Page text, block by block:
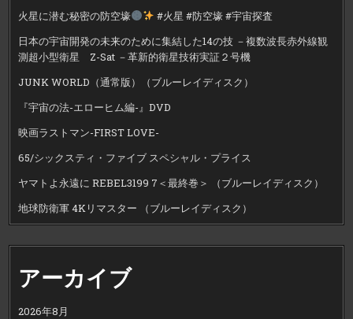
火星に潜む秘密の防空壕
#火星 #防空壕 #宇宙探査
日本の宇宙開発の未来のために集結した14の技 －複数波長赤外線観
測超小型衛星 Z-Sat －革新的衛星技術実証２号機
JUNK WORLD（通常版）（ブルーレイディスク）
『宇宙の法-エローヒム編-』DVD
映画ラストマン-FIRST LOVE-
65/シックスティ・ファイブ スペシャル・プライス
ヤマトよ永遠に REBEL3199 7＜最終巻＞ （ブルーレイディスク）
地球防衛軍 4Kリマスター （ブルーレイディスク）
アーカイブ
2026年8月